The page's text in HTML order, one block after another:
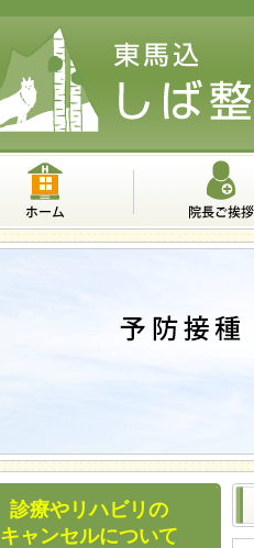
診療やリハビリの
キャンセルについて